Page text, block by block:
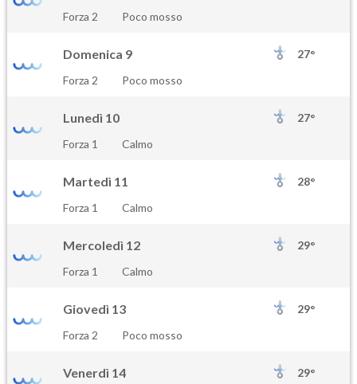
Forza 2
Poco mosso
Domenica 9
27°
Forza 2
Poco mosso
Lunedì 10
27°
Forza 1
Calmo
Martedì 11
28°
Forza 1
Calmo
Mercoledì 12
29°
Forza 1
Calmo
Giovedì 13
29°
Forza 2
Poco mosso
Venerdì 14
29°